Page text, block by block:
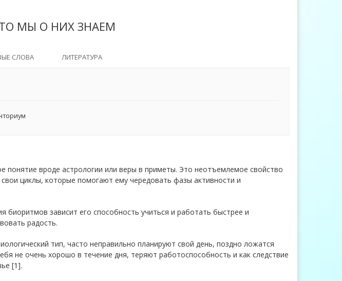
МЫ О НИХ ЗНАЕМ
СЛОВА ЛИТЕРАТУРА
понятие вроде астрологии или веры в приметы. Это неотъемлемое свойство
циклы, которые помогают ему чередовать фазы активности и
зависит его способность учиться и работать быстрее и
радость.
тип, часто неправильно планируют свой день, поздно ложатся
не очень хорошо в течение дня, теряют работоспособность и как следствие
[1].